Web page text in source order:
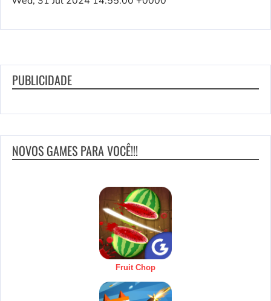
PUBLICIDADE
NOVOS GAMES PARA VOCÊ!!!
Fruit Chop